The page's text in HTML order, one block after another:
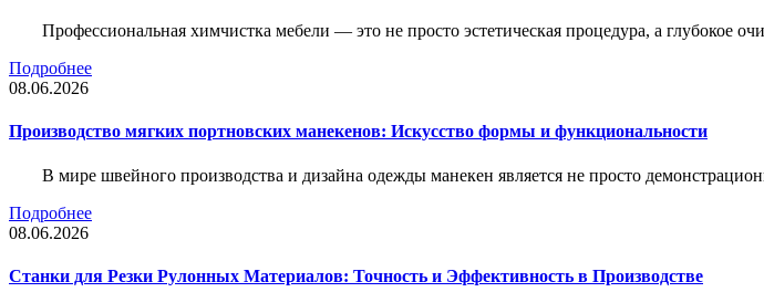
Профессиональная химчистка мебели — это не просто эстетическая процедура, а глубокое
Подробнее
08.06.2026
Производство мягких портновских манекенов: Искусство формы и функциональности
В мире швейного производства и дизайна одежды манекен является не просто
Подробнее
08.06.2026
Станки для Резки Рулонных Материалов: Точность и Эффективность в Производстве